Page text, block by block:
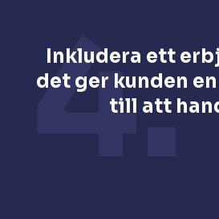
4.
Inkludera ett
det ger kunden
till att